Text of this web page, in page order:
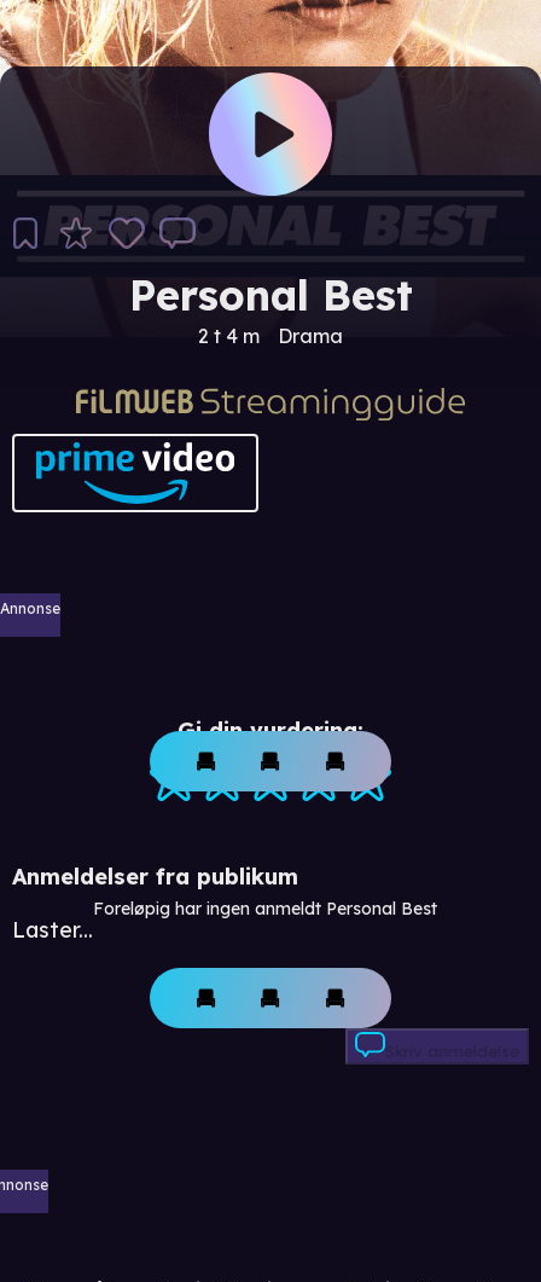
Personal Best
2 t 4 m Drama
Annonse
Gi din vurdering:
Anmeldelser fra publikum
Laster...
Foreløpig har ingen anmeldt Personal Best
Skriv anmeldelse